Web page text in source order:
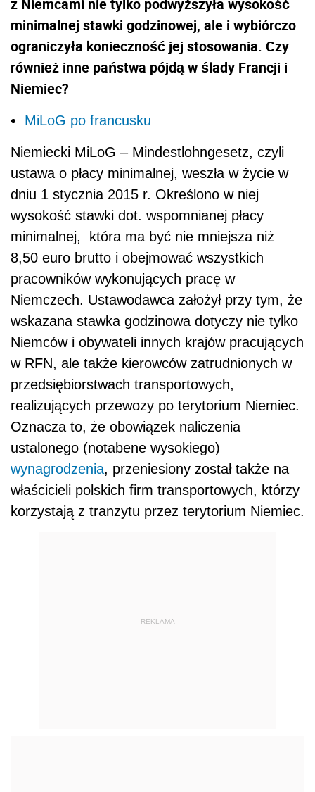
minimalnej stawki godzinowej, ale i wybiórczo
ograniczyła konieczność jej stosowania. Czy
również inne państwa pójdą w ślady Francji i
Niemiec?
MiLoG po francusku
Niemiecki MiLoG – Mindestlohngesetz, czyli
ustawa o płacy minimalnej, weszła w życie w
dniu 1 stycznia 2015 r. Określono w niej
wysokość stawki dot. wspomnianej płacy
minimalnej, która ma być nie mniejsza niż
8,50 euro brutto i obejmować wszystkich
pracowników wykonujących pracę w
Niemczech. Ustawodawca założył przy tym, że
wskazana stawka godzinowa dotyczy nie tylko
Niemców i obywateli innych krajów pracujących
w RFN, ale także kierowców zatrudnionych w
przedsiębiorstwach transportowych,
realizujących przewozy po terytorium Niemiec.
Oznacza to, że obowiązek naliczenia
ustalonego (notabene wysokiego)
wynagrodzenia, przeniesiony został także na
właścicieli polskich firm transportowych, którzy
korzystają z tranzytu przez terytorium Niemiec.
REKLAMA